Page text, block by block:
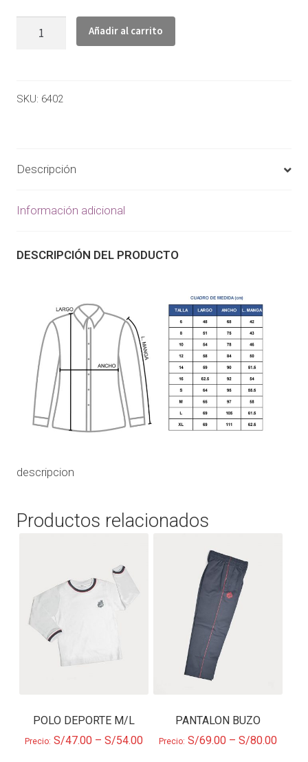
Añadir al carrito
SKU: 6402
Descripción
Información adicional
DESCRIPCIÓN DEL PRODUCTO
descripcion
Productos relacionados
POLO DEPORTE M/L
Precio: S/47.00 –S/54.00
PANTALON BUZO
Precio: S/69.00– S/80.00